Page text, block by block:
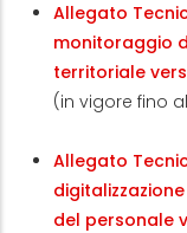
Allegato
monitoraggio
territoriale
(in vigore fino
Allegato
del personale